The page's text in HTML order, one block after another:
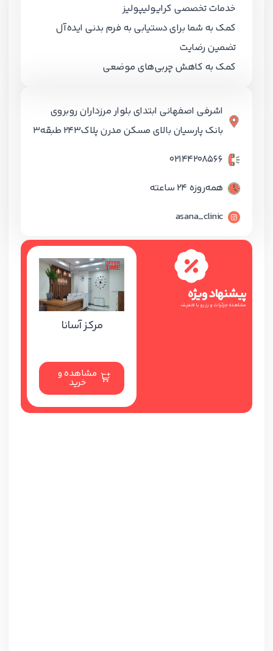
خدمات تخصصی کرایولیپولیز
کمک به شما برای دستیابی به فرم بدنی ایده‌آل
تضمین رضایت
کمک به کاهش چربی‌های موضعی
اشرفی اصفهانی ابتدای بلوار مرزداران روبروی
بانک پارسیان بالای مسکن مدرن پلاک۲۴۳ طبقه۳
02144208566
همه‌روزه 24 ساعته
asana_clinic
پیشنهاد ویژه
مشاهده جزئیات و رزرو با تخفیف
مرکز آسانا
مشاهده و
خرید